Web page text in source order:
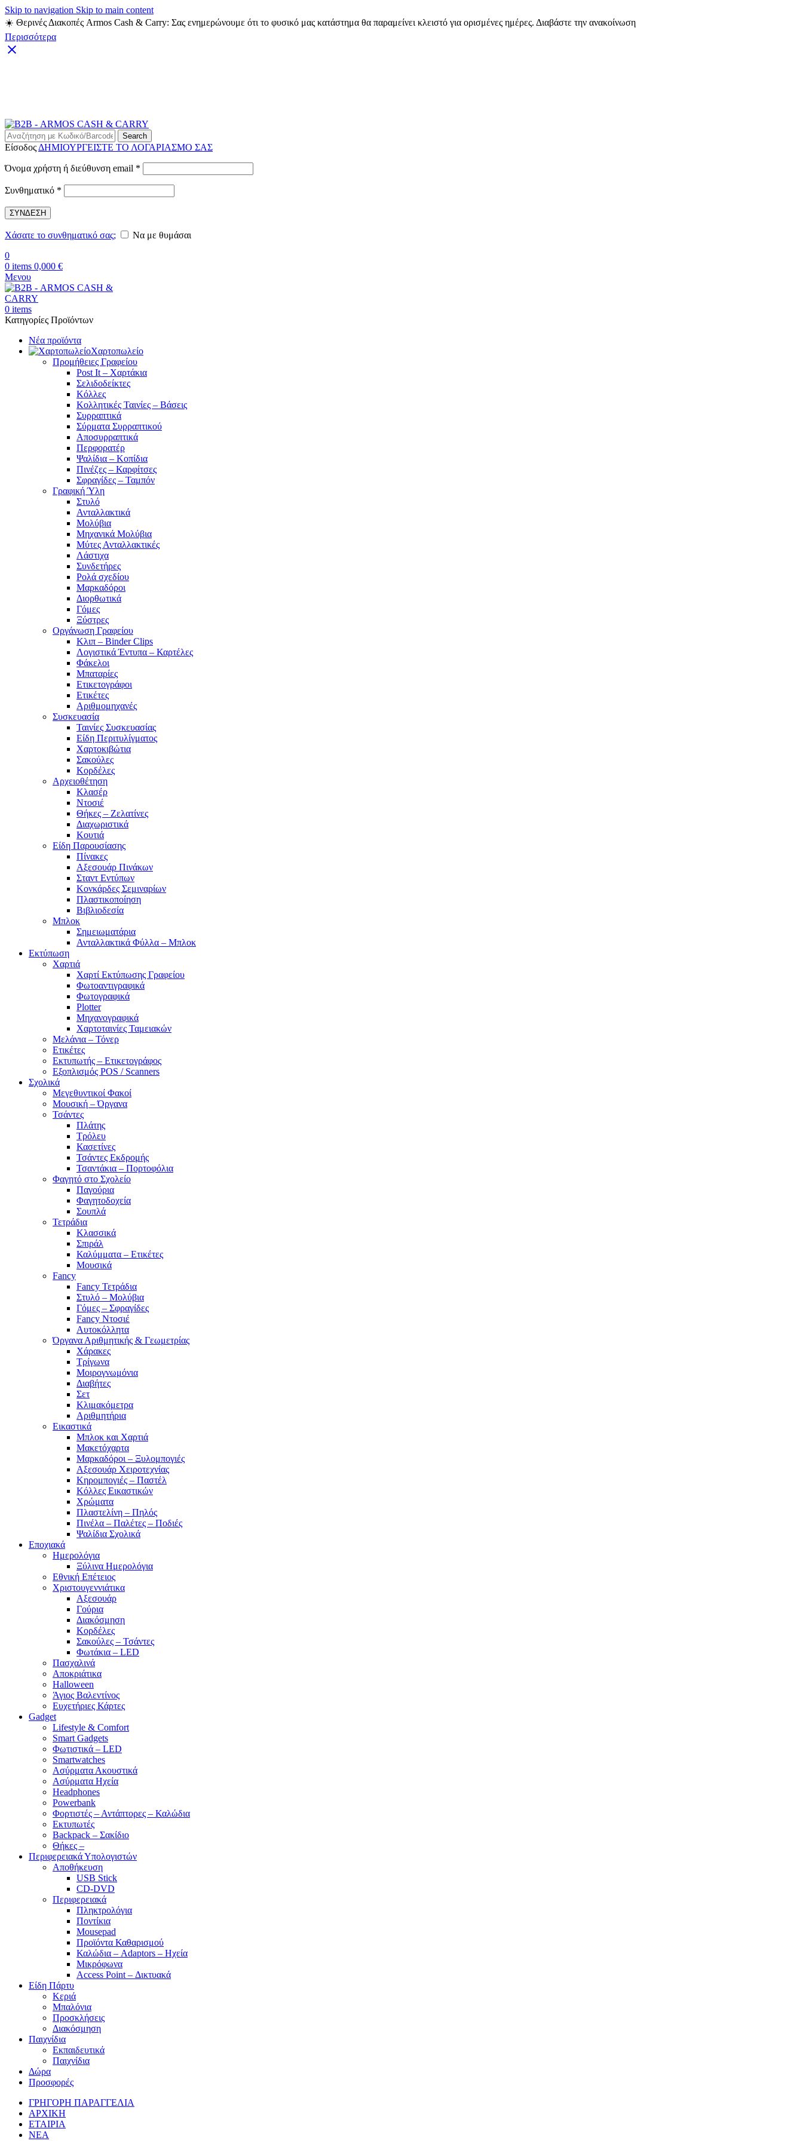
Skip to navigation Skip to main content
☀️ Θερινές Διακοπές Armos Cash & Carry: Σας ενημερώνουμε ότι το φυσικό μας κατάστημα θα παραμείνει κλειστό για ορισμένες ημέρες. Διαβάστε την ανακοίνωση
Περισσότερα
Search
Είσοδος ΔΗΜΙΟΥΡΓΕΙΣΤΕ ΤΟ ΛΟΓΑΡΙΑΣΜΟ ΣΑΣ
Όνομα χρήστη ή διεύθυνση email *
Συνθηματικό *
ΣΥΝΔΕΣΗ
Χάσατε το συνθηματικό σας;
Να με θυμάσαι
0
0 items 0,000 €
Μενου
0 items
Κατηγορίες Προϊόντων
Νέα προϊόντα
Χαρτοπωλείο
Προμήθειες Γραφείου
Post It – Χαρτάκια
Σελιδοδείκτες
Κόλλες
Κολλητικές Ταινίες – Βάσεις
Συρραπτικά
Σύρματα Συρραπτικού
Αποσυρραπτικά
Περφορατέρ
Ψαλίδια – Κοπίδια
Πινέζες – Καρφίτσες
Σφραγίδες – Ταμπόν
Γραφική Ύλη
Στυλό
Ανταλλακτικά
Μολύβια
Μηχανικά Μολύβια
Μύτες Ανταλλακτικές
Λάστιχα
Συνδετήρες
Ρολά σχεδίου
Μαρκαδόροι
Διορθωτικά
Γόμες
Ξύστρες
Οργάνωση Γραφείου
Κλιπ – Binder Clips
Λογιστικά Έντυπα – Καρτέλες
Φάκελοι
Μπαταρίες
Ετικετογράφοι
Ετικέτες
Αριθμομηχανές
Συσκευασία
Ταινίες Συσκευασίας
Είδη Περιτυλίγματος
Χαρτοκιβώτια
Σακούλες
Κορδέλες
Αρχειοθέτηση
Κλασέρ
Ντοσιέ
Θήκες – Ζελατίνες
Διαχωριστικά
Κουτιά
Είδη Παρουσίασης
Πίνακες
Αξεσουάρ Πινάκων
Σταντ Εντύπων
Κονκάρδες Σεμιναρίων
Πλαστικοποίηση
Βιβλιοδεσία
Μπλοκ
Σημειωματάρια
Ανταλλακτικά Φύλλα – Μπλοκ
Εκτύπωση
Χαρτιά
Χαρτί Εκτύπωσης Γραφείου
Φωτοαντιγραφικά
Φωτογραφικά
Plotter
Μηχανογραφικά
Χαρτοταινίες Ταμειακών
Μελάνια – Τόνερ
Ετικέτες
Εκτυπωτής – Ετικετογράφος
Εξοπλισμός POS / Scanners
Σχολικά
Μεγεθυντικοί Φακοί
Μουσική – Όργανα
Τσάντες
Πλάτης
Τρόλευ
Κασετίνες
Τσάντες Εκδρομής
Τσαντάκια – Πορτοφόλια
Φαγητό στο Σχολείο
Παγούρια
Φαγητοδοχεία
Σουπλά
Τετράδια
Κλασσικά
Σπιράλ
Καλύμματα – Ετικέτες
Μουσικά
Fancy
Fancy Τετράδια
Στυλό – Μολύβια
Γόμες – Σφραγίδες
Fancy Ντοσιέ
Αυτοκόλλητα
Όργανα Αριθμητικής & Γεωμετρίας
Χάρακες
Τρίγωνα
Mοιρογνωμόνια
Διαβήτες
Σετ
Κλιμακόμετρα
Αριθμητήρια
Εικαστικά
Μπλοκ και Χαρτιά
Μακετόχαρτα
Μαρκαδόροι – Ξυλομπογιές
Αξεσουάρ Χειροτεχνίας
Κηρομπογιές – Παστέλ
Κόλλες Εικαστικών
Χρώματα
Πλαστελίνη – Πηλός
Πινέλα – Παλέτες – Ποδιές
Ψαλίδια Σχολικά
Εποχιακά
Ημερολόγια
Ξύλινα Ημερολόγια
Εθνική Επέτειος
Χριστουγεννιάτικα
Αξεσουάρ
Γούρια
Διακόσμηση
Κορδέλες
Σακούλες – Τσάντες
Φωτάκια – LED
Πασχαλινά
Αποκριάτικα
Halloween
Άγιος Βαλεντίνος
Ευχετήριες Κάρτες
Gadget
Lifestyle & Comfort
Smart Gadgets
Φωτιστικά – LED
Smartwatches
Ασύρματα Ακουστικά
Ασύρματα Ηχεία
Headphones
Powerbank
Φορτιστές – Αντάπτορες – Καλώδια
Εκτυπωτές
Backpack – Σακίδιο
Θήκες –
Περιφερειακά Υπολογιστών
Αποθήκευση
USB Stick
CD-DVD
Περιφερειακά
Πληκτρολόγια
Ποντίκια
Mousepad
Προϊόντα Καθαρισμού
Καλώδια – Adaptors – Ηχεία
Μικρόφωνα
Access Point – Δικτυακά
Είδη Πάρτυ
Κεριά
Μπαλόνια
Προσκλήσεις
Διακόσμηση
Παιχνίδια
Εκπαιδευτικά
Παιχνίδια
Δώρα
Προσφορές
ΓΡΗΓΟΡΗ ΠΑΡΑΓΓΕΛΙΑ
ΑΡΧΙΚΗ
ΕΤΑΙΡΙΑ
ΝΕΑ